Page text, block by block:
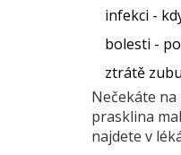
infekci -
bolesti -
ztrátě
Nečekáte
prasklina
najdete v